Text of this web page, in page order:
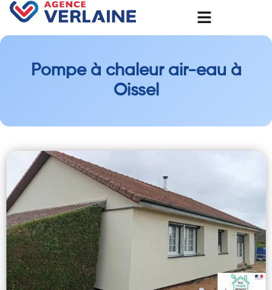
Pompe à chaleur air-eau à
Oissel